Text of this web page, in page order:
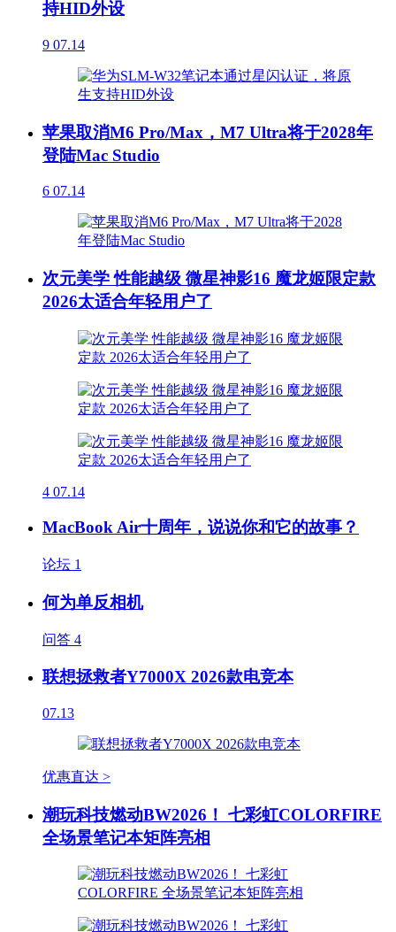
持HID外设
9 07.14
苹果取消M6 Pro/Max，M7 Ultra将于2028年
登陆Mac Studio
6 07.14
次元美学 性能越级 微星神影16 魔龙姬限定款
2026太适合年轻用户了
4 07.14
MacBook Air十周年，说说你和它的故事？
论坛 1
何为单反相机
问答 4
联想拯救者Y7000X 2026款电竞本
07.13
优惠直达 >
潮玩科技燃动BW2026！ 七彩虹COLORFIRE
全场景笔记本矩阵亮相